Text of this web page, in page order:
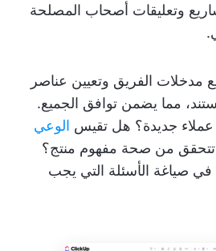
وتعليقات أصحاب المصلحة
مدخلات الفريق وتعيين عناصر
مما يضمن توافق الجميع.
جديدة؟ هل تقيس الوعي
من صحة مفهوم منتج؟
صياغة الأسئلة التي يجب